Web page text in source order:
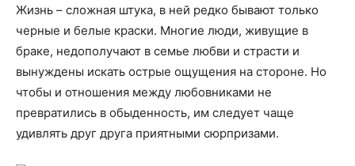
Жизнь – сложная штука, в ней редко бывают только
черные и белые краски. Многие люди, живущие в
браке, недополучают в семье любви и страсти и
вынуждены искать острые ощущения на стороне. Но
чтобы и отношения между любовниками не
превратились в обыденность, им следует чаще
удивлять друг друга приятными сюрпризами.